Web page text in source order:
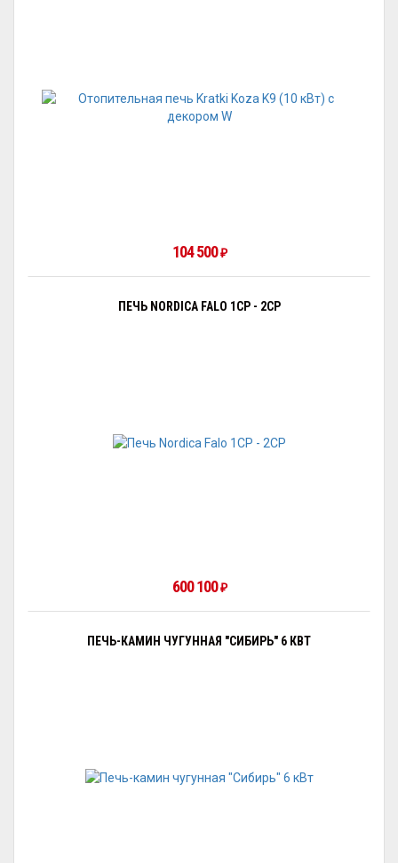
104 500 ₽
ПЕЧЬ NORDICA FALO 1CP - 2CP
600 100 ₽
ПЕЧЬ-КАМИН ЧУГУННАЯ "СИБИРЬ" 6 КВТ